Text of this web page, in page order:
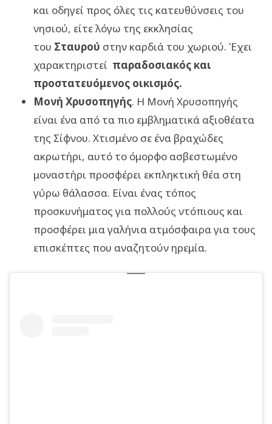
και οδηγεί προς όλες τις κατευθύνσεις του
νησιού, είτε λόγω της εκκλησίας
του Σταυρού στην καρδιά του χωριού. Έχει
χαρακτηριστεί παραδοσιακός και
προστατευόμενος οικισμός.
Μονή Χρυσοπηγής. Η Μονή Χρυσοπηγής
είναι ένα από τα πιο εμβληματικά αξιοθέατα
της Σίφνου. Χτισμένο σε ένα βραχώδες
ακρωτήρι, αυτό το όμορφο ασβεστωμένο
μοναστήρι προσφέρει εκπληκτική θέα στη
γύρω θάλασσα. Είναι ένας τόπος
προσκυνήματος για πολλούς ντόπιους και
προσφέρει μια γαλήνια ατμόσφαιρα για τους
επισκέπτες που αναζητούν ηρεμία.